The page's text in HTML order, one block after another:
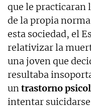
que le practicaran
de la propia
esta sociedad, el
relativizar la
una joven que
resultaba
untrastorno
intentar